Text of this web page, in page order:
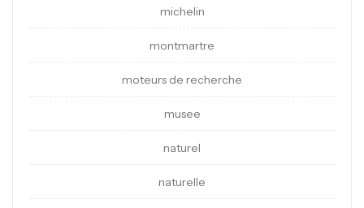
michelin
montmartre
moteurs de recherche
musee
naturel
naturelle